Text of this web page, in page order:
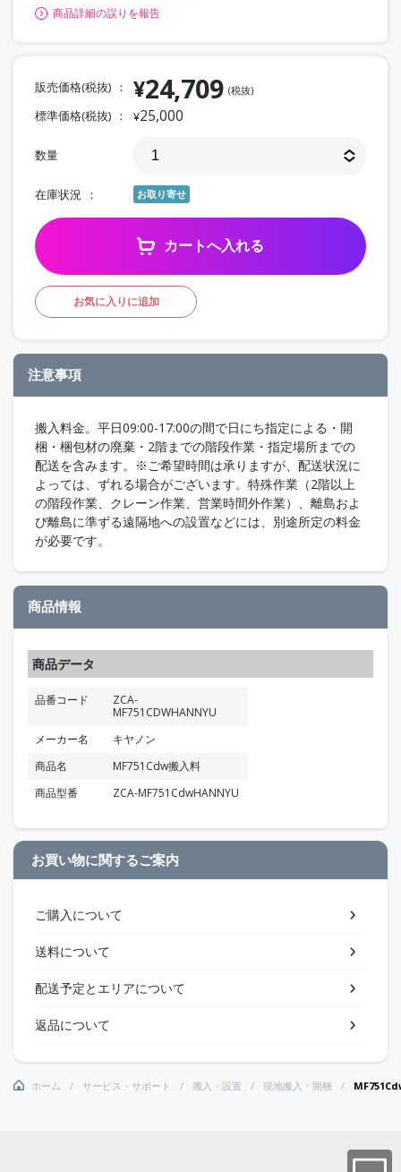
商品詳細の誤りを報告
販売価格(税抜) ¥24,709 (税抜)
標準価格(税抜) ¥25,000
数量
在庫状況 お取り寄せ
カートへ入れる
お気に入りに追加
注意事項
搬入料金。平日09:00-17:00の間で日にち指定による・開
梱・梱包材の廃棄・2階までの階段作業・指定場所までの
配送を含みます。※ご希望時間は承りますが、配送状況に
よっては、ずれる場合がございます。特殊作業（2階以上
の階段作業、クレーン作業、営業時間外作業）、離島およ
び離島に準ずる遠隔地への設置などには、別途所定の料金
が必要です。
商品情報
商品データ
品番コード
ZCA-
MF751CDWHANNYU
メーカー名
キヤノン
商品名
MF751Cdw搬入料
商品型番
ZCA-MF751CdwHANNYU
お買い物に関するご案内
ご購入について
送料について
配送予定とエリアについて
返品について
ホーム サービス・サポート 搬入・設置 現地搬入・開梱